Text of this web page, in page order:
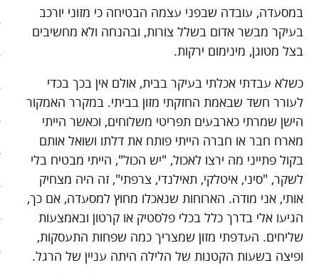
פוליטיקה
טורים
101 דרכים להאט את החיים
המינימליסטים
הרגלי זן
במסעדה, עובדה שבפני עצמה הבטיחה כי מזוני יורכב
בעיקר מבשר אדום בשלל צורות, ובהנחה ולא מחשיבים
בצל מטוגן, מינימום ירקות.
כשלא עבדתי אכלתי בעיקר בבית, אולם אין בכך בכדי
לעורר חשד שבאמת החזקתי מזון בביתי. במקרר האמקור
הישן שמרתי כארבעים תפריטי משלוחים, וכאשר הייתי
מארח חבר או חברה הייתי פותח את דלתו ושואל אותם
בקול פתייני מה ירצו לאכול, "יש הכול", הייתי מבטיח בלי
לשקר, "סיני, איטלקי, תאילנדי, צרפתי", זה היה מצחיק
אותי, אני מודה. הארוחות שנאכלו מחוץ למסעדה, אם כך,
הגיעו אלי בדרך כלל בכלי פלסטיק או קרטון ובאמצעות
שליחים. העדפתי מזון שמצריך כמה שפחות התעסקות,
ופיצה בשעות הקטנות של הלילה היתה עניין של הרגל.